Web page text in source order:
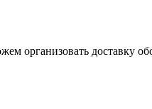
организовать доставку